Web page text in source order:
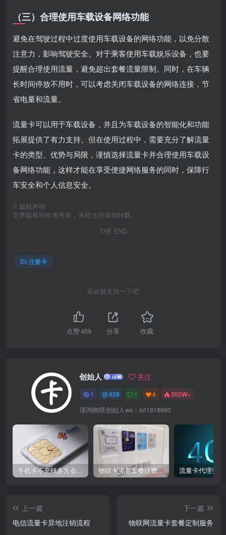
（三）合理使用车载设备网络功能
避免在驾驶过程中过度使用车载设备的网络功能，以免分散
注意力，影响驾驶安全。对于乘客使用车载娱乐设备，也要
提醒合理使用流量，避免超出套餐流量限制。同时，在车辆
长时间停放不用时，可以考虑关闭车载设备的网络连接，节
省电量和流量。
流量卡可以用于车载设备，并且为车载设备的智能化和功能
拓展提供了有力支持。但在使用过程中，需要充分了解流量
卡的类型、优势与局限，谨慎选择流量卡并合理使用车载设
备网络功能，这样才能在享受便捷网络服务的同时，保障行
车安全和个人信息安全。
© 版权声明
文章版权归作者所有，未经允许请勿转载。
THE END
注册卡
喜欢就支持一下吧
点赞459 分享 收藏
创始人 关注
1 628 1 4 355W+
顶鸿物联创始人wx：iot1818660
手机卡不充钱多久会被自动销户？ 物联卡流量套餐计费方式 流量卡代理费用
上一篇
电信流量卡异地注销流程​
下一篇
物联网流量卡套餐定制服务​